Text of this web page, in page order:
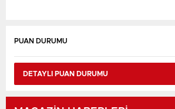
Karşılaşmalar
PUAN DURUMU
DETAYLI PUAN DURUMU